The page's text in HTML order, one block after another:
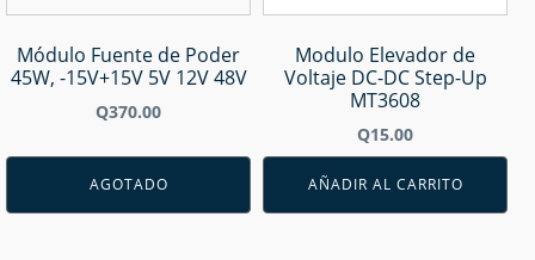
Módulo Fuente de Poder
45W, -15V+15V 5V 12V 48V
Q370.00
AGOTADO
Modulo Elevador de
Voltaje DC-DC Step-Up
MT3608
Q15.00
AÑADIR AL CARRITO